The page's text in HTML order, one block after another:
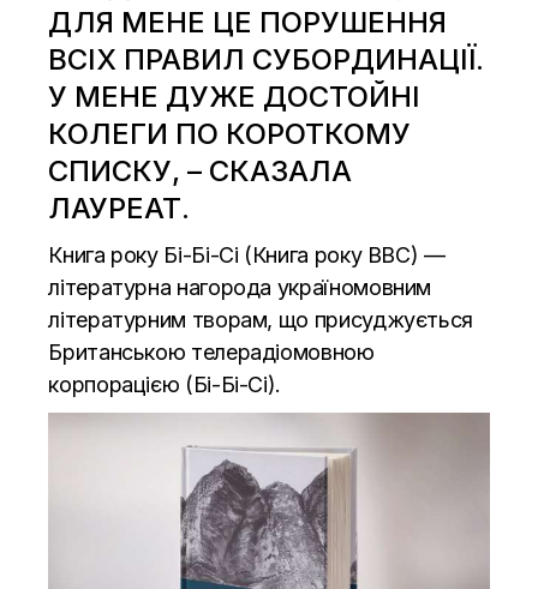
ДЛЯ МЕНЕ ЦЕ ПОРУШЕННЯ
ВСІХ ПРАВИЛ СУБОРДИНАЦІЇ.
У МЕНЕ ДУЖЕ ДОСТОЙНІ
КОЛЕГИ ПО КОРОТКОМУ
СПИСКУ, – СКАЗАЛА
ЛАУРЕАТ.
Книга року Бі-Бі-Сі (Книга року BBC) —
літературна нагорода україномовним
літературним творам, що присуджується
Британською телерадіомовною
корпорацією (Бі-Бі-Сі).